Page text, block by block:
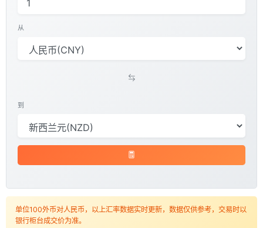
从
到
单位100外币对人民币，以上汇率数据实时更新，数据仅供参考，交易时以
银行柜台成交价为准。